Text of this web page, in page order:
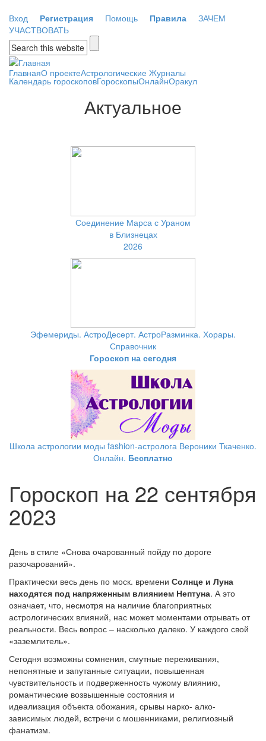
Вход
Регистрация Помощь Правила
ЗАЧЕМ
УЧАСТВОВАТЬ
Форма поиска
ГлавнаяО проектеАстрологические Журналы
Календарь гороскоповГороскопыОнлайнОракул
Актуальное
Соединение Марса с Ураном
в Близнецах
2026
Эфемериды. АстроДесерт. АстроРазминка. Хорары.
Справочник
Гороскоп на сегодня
Школа астрологии моды fashion-астролога Вероники Ткаченко.
Онлайн. Бесплатно
Гороскоп на 22 сентября
2023
День в стиле «Снова очарованный пойду по дороге
разочарований».
Практически весь день по моск. времени Солнце и Луна
находятся под напряженным влиянием Нептуна. А это
означает, что, несмотря на наличие благоприятных
астрологических влияний, нас может моментами отрывать от
реальности. Весь вопрос – насколько далеко. У каждого свой
«заземлитель».
Сегодня возможны сомнения, смутные переживания,
непонятные и запутанные ситуации, повышенная
чувствительность и подверженность чужому влиянию,
романтические возвышенные состояния и
идеализация объекта обожания, срывы нарко- алко-
зависимых людей, встречи с мошенниками, религиозный
фанатизм.